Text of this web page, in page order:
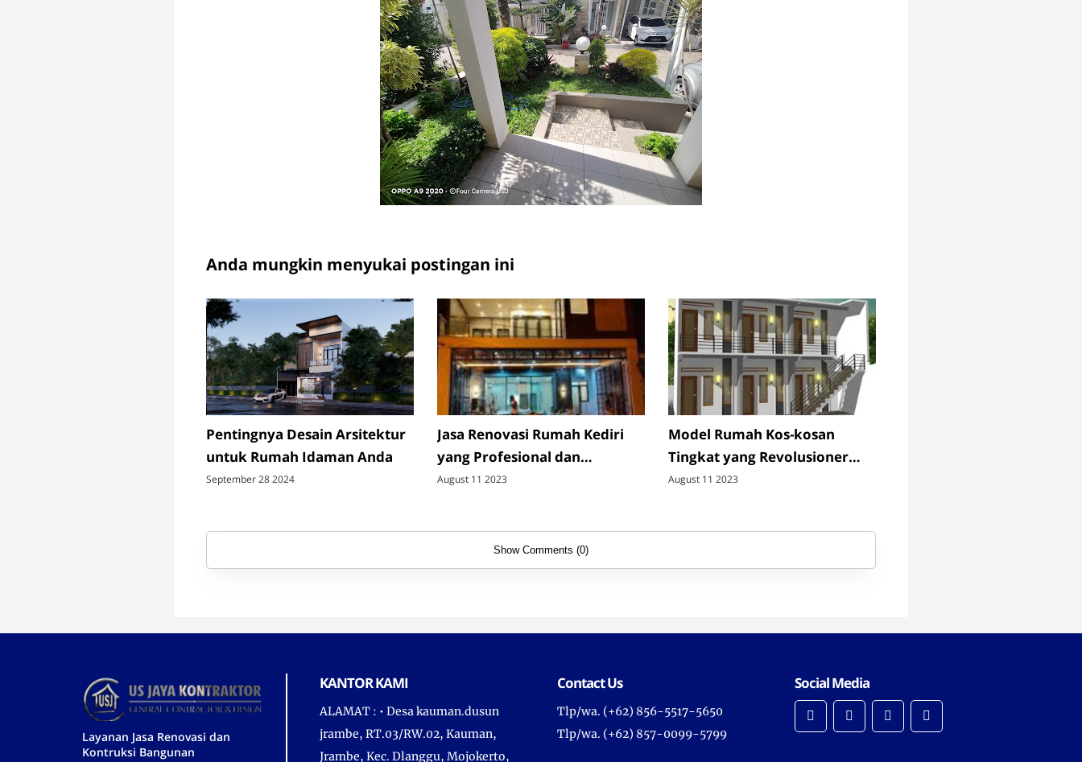
Anda mungkin menyukai postingan ini
Pentingnya Desain Arsitektur
untuk Rumah Idaman Anda
September 28 2024
Jasa Renovasi Rumah Kediri
yang Profesional dan
Terpercaya
August 11 2023
Model Rumah Kos-kosan
Tingkat yang Revolusioner
oleh Jasa Arsitektur Kami
August 11 2023
Show Comments (0)
Layanan Jasa Renovasi dan
Kontruksi Bangunan
KANTOR KAMI
ALAMAT : • Desa kauman.dusun
jrambe, RT.03/RW.02, Kauman,
Jrambe, Kec. Dlanggu, Mojokerto,
Contact Us
Tlp/wa. (+62) 856-5517-5650
Tlp/wa. (+62) 857-0099-5799
Social Media